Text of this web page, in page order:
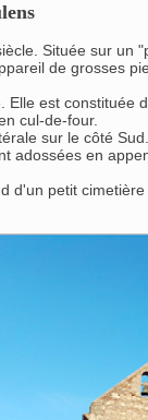
Située sur
de grosses
est constituée
cul-de-four.
sur le côté Sud.
adossées en
d'un petit